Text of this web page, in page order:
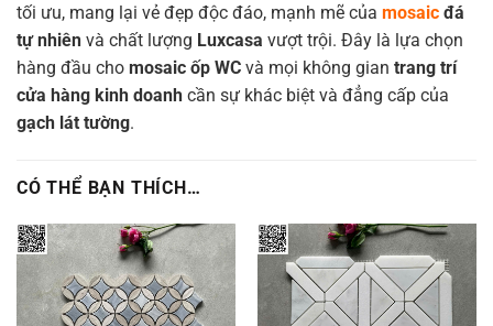
tối ưu, mang lại vẻ đẹp độc đáo, mạnh mẽ của mosaic đá
tự nhiên và chất lượng Luxcasa vượt trội. Đây là lựa chọn
hàng đầu cho mosaic ốp WC và mọi không gian trang trí
cửa hàng kinh doanh cần sự khác biệt và đẳng cấp của
gạch lát tường.
CÓ THỂ BẠN THÍCH…